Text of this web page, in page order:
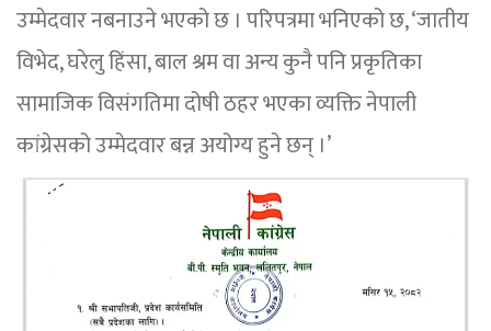
उम्मेदवार नबनाउने भएको छ । परिपत्रमा भनिएको छ, ‘जातीय
विभेद, घरेलु हिंसा, बाल श्रम वा अन्य कुनै पनि प्रकृतिका
सामाजिक विसंगतिमा दोषी ठहर भएका व्यक्ति नेपाली
कांग्रेसको उम्मेदवार बन्न अयोग्य हुने छन् ।’